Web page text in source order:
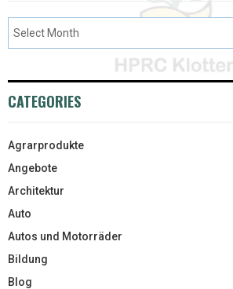
CATEGORIES
Agrarprodukte
Angebote
Architektur
Auto
Autos und Motorräder
Bildung
Blog